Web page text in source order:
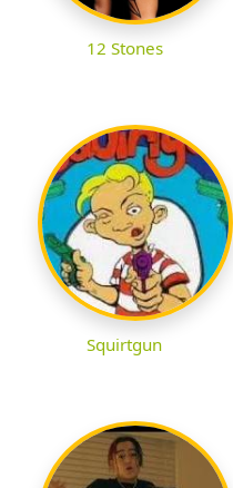
12 Stones
Squirtgun